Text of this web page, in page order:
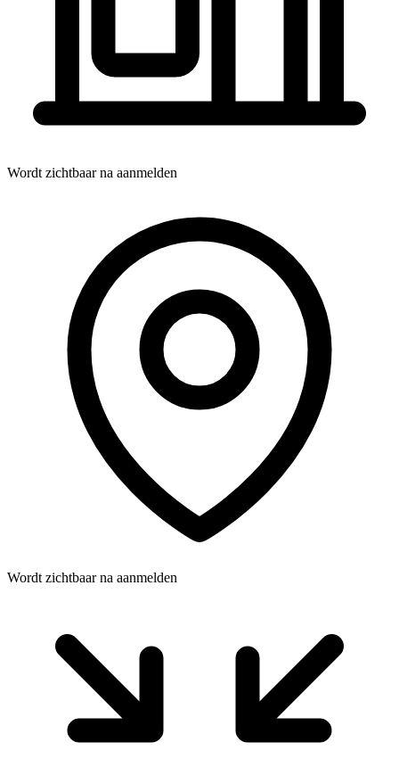
Wordt zichtbaar na aanmelden
Wordt zichtbaar na aanmelden